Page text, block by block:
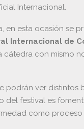
Internacional.
en esta ocasión se
Internacional de
cátedra con mismo
podrán ver
del festival es
como proceso